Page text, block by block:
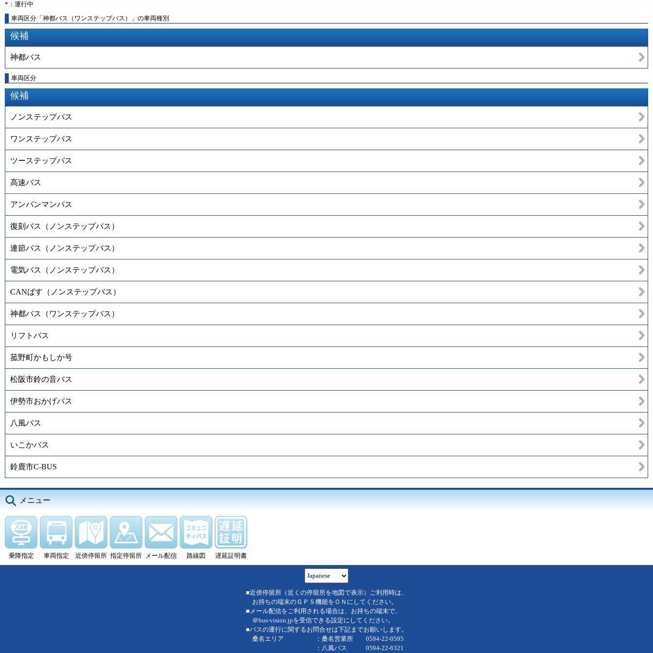
*：運行中
車両区分「神都バス（ワンステップバス）」の車両種別
候補
神都バス
車両区分
候補
ノンステップバス
ワンステップバス
ツーステップバス
高速バス
アンパンマンバス
復刻バス（ノンステップバス）
連節バス（ノンステップバス）
電気バス（ノンステップバス）
CANばす（ノンステップバス）
神都バス（ワンステップバス）
リフトバス
菰野町かもしか号
松阪市鈴の音バス
伊勢市おかげバス
八風バス
いこかバス
鈴鹿市C-BUS
メニュー
乗降指定 車両指定 近傍停留所 指定停留所 メール配信 路線図 遅延証明書
■近傍停留所（近くの停留所を地図で表示）ご利用時は、
お持ちの端末のＧＰＳ機能をＯＮにしてください。
■メール配信をご利用される場合は、お持ちの端末で、
＠bus-vision.jpを受信できる設定にしてください。
■バスの運行に関するお問合せは下記までお願いします。
桑名エリア ：桑名営業所 0594-22-0595
：八風バス 0594-22-6321